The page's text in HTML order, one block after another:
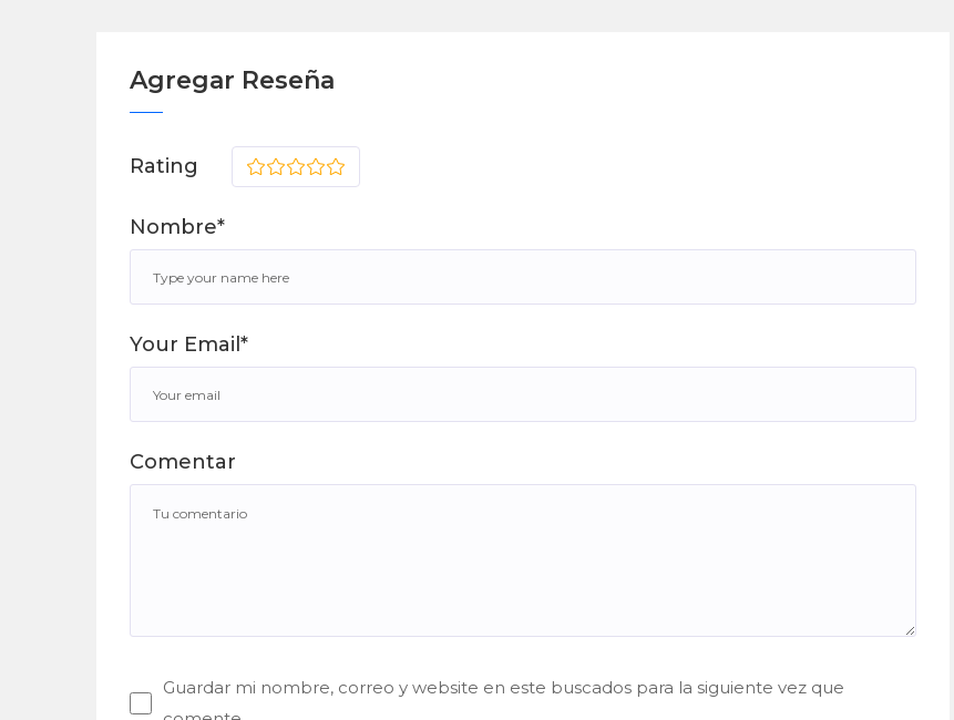
Agregar Reseña
Comentar
Rating 5
4
3
2
Nombre*
Your Email*
Guardar mi nombre, correo y website en este buscados para la siguiente vez que